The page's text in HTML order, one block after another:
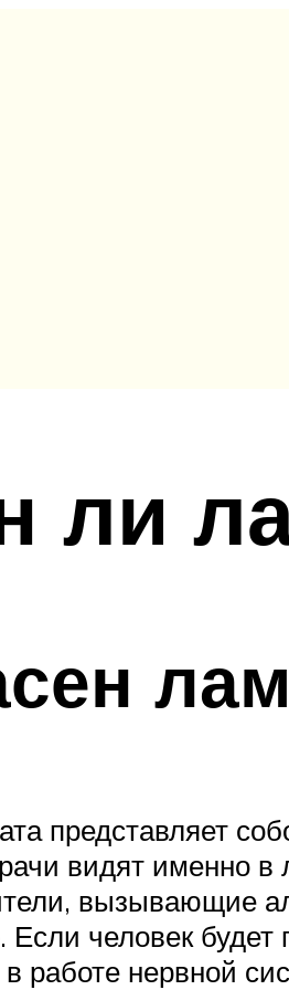
ли
представляет
видят именно в
вызывающие
Если человек
работе нервной